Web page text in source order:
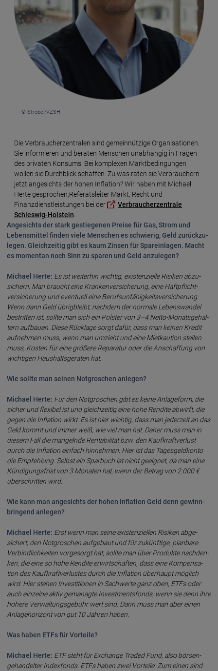
© Strobel/VZSH
Die Verbraucherzentralen sind gemeinnützige Organisationen.
Sie informieren und beraten Menschen unabhängig in Fragen
des privaten Konsums. Bei komplexen Marktbedingungen
wollen sie Durchblick schaffen. Zu was raten sie Verbrauchern
jetzt angesichts der hohen Inflation? Wir haben mit Michael
Herte gesprochen,Referats­lei­ter Markt, Recht und
Finanzdienst­leis­tungen bei der
Ver­braucher­zen­tra­le
Schles­wig-Hol­stein.
Angesichts der stark gestie­ge­nen Preise für Gas, Strom und
Lebens­mit­tel fin­den viele Men­schen es schwie­rig, Geld zurück­zu­
le­gen. Gleich­zei­tig gibt es kaum Zin­sen für Spar­ein­lagen. Macht
es momen­tan noch Sinn zu sparen und Geld anzu­le­gen?
Michael Herte: Es ist weiter­hin wichtig, exis­ten­ziel­le Risi­ken abzu­
sichern. Man braucht eine Kranken­versiche­rung, eine Haft­pflicht­
versiche­rung und even­tu­ell eine Berufs­unfähig­keits­ver­siche­rung.
Wenn dann Geld übrig­bleibt, nach­dem der normale Lebens­wan­del
bestrit­ten ist, soll­te man sich ein Pols­ter von 3–4 Netto-Monats­gehäl­
tern auf­bau­en. Diese Rück­lage sorgt dafür, dass man keinen Kredit
auf­neh­men muss, wenn man um­zieht und eine Miet­kau­tion stel­len
muss, Kosten für eine größe­re Repa­ra­tur oder die An­schaf­fung von
wich­ti­gen Haus­halts­gerä­ten hat.
Wie sollte man seinen Not­gro­schen an­le­gen?
Michael Herte: Für den Not­gro­schen gibt es keine An­lage­form, die
sicher und flexibel ist und gleich­zei­tig eine hohe Ren­di­te ab­wirft, die
gegen die In­fla­tion wirkt. Es ist hier wich­tig, dass man jeder­zeit an das
Geld kommt und immer weiß, wie viel man hat. Daher muss man in
die­sem Fall die mangeln­de Ren­ta­bili­tät bzw. den Kauf­kraft­ver­lust
durch die In­fla­tion ein­fach hin­neh­men. Hier ist das Tages­geld­kon­to
die Empfeh­lung. Selbst ein Spar­buch ist nicht ge­eig­net, da man eine
Kündi­gungs­frist von 3 Mona­ten hat, wenn der Betrag von 2.000 €
über­schrit­ten wird.
Wie kann man ange­sichts der ho­hen Infla­tion Geld denn gewinn­
brin­gend anle­gen?
Michael Herte: Erst wenn man seine exis­tenziel­len Risi­ken abge­
sichert, den Not­gro­schen auf­ge­baut und für zukünf­tige, plan­ba­re
Ver­bind­lich­kei­ten vor­ge­sorgt hat, soll­te man über Pro­duk­te nach­den­
ken, die eine so ho­he Ren­di­te erwirt­schaf­ten, dass eine Kompensa­
tion des Kauf­kraft­ver­lus­tes durch die In­fla­tion über­haupt mög­lich
wird. Hier ste­hen Investi­tio­nen in Sach­werte ganz oben, ETFs oder
auch einzel­ne aktiv gemanag­te Invest­ments­fonds, wenn sie denn ihre
höhe­re Ver­wal­tungs­ge­bühr wert sind. Dann muss man aber ei­nen
Anlage­hori­zont von gut 10 Jahren haben.
Was haben ETFs für Vorteile?
Michael Herte: ETF steht für Exchange Traded Fund, also börsen­
gehan­del­ter Index­fonds. ETFs haben zwei Vor­teile: Zum einen sind